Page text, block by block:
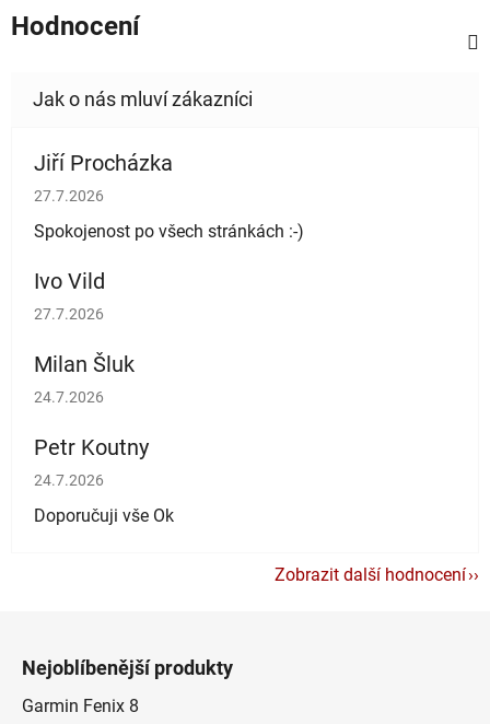
Hodnocení
Jiří Procházka
Hodnocení obchodu je 5 z 5 hvězdiček.
27.7.2026
Spokojenost po všech stránkách :-)
Ivo Vild
Hodnocení obchodu je 5 z 5 hvězdiček.
27.7.2026
Milan Šluk
Hodnocení obchodu je 5 z 5 hvězdiček.
24.7.2026
Petr Koutny
Hodnocení obchodu je 5 z 5 hvězdiček.
24.7.2026
Doporučuji vše Ok
Zobrazit další hodnocení
Nejoblíbenější produkty
Garmin Fenix 8